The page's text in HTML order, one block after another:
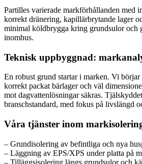
Partilles varierade markförhållanden med
korrekt dränering, kapillärbrytande lager
minimal köldbrygga kring grundsulor och
inomhus.
Teknisk uppbyggnad:
En robust grund startar i marken. Vi
korrekt packat bärlager och väl
mot dagvattenlösningar säkras.
branschstandard, med fokus på livslängd
Våra tjänster inom
– Grundisolering av befintliga och nya
– Läggning av EPS/XPS under platta på
– Tilläggsisolering längs grundsulor och